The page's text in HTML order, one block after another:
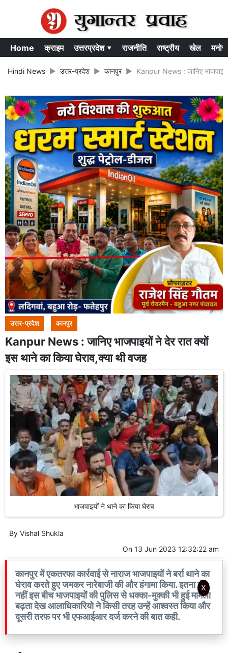
Home क्राइम उत्तरप्रदेश ▾ राजनीति राष्ट्रीय खेल
Hindi News उत्तर-प्रदेश कानपुर Kanpur News : जानिए
उत्तर-प्रदेश कानपुर
Kanpur News : जानिए भाजपाइयों ने देर रात क्यों
इस थाने का किया घेराव,क्या थी वजह
भाजपाइयों ने थाने का किया घेराव
By Vishal Shukla
On 13 Jun 2023 12:32:22 am
कानपुर में एकतरफा कार्रवाई से नाराज भाजपाइयों ने बर्रा थाने का
घेराव करते हुए जमकर नारेबाजी की और हंगामा किया. इतना ही
नहीं इस बीच भाजपाइयों की पुलिस से धक्का-मुक्की भी हुई मामला
बढ़ता देख आलाधिकारियो ने किसी तरह उन्हें आश्वस्त किया और
दूसरी तरफ पर भी एफआईआर दर्ज करने की बात कही.
X